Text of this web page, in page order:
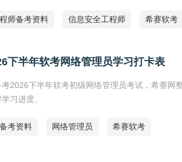
师备考资料 信息安全工程师 希赛软考
下半年软考网络管理员学习打卡表
2026下半年软考初级网络管理员考试，希赛
习进度。
考资料 网络管理员 希赛软考